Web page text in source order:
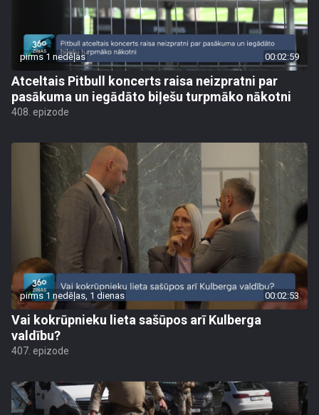
pirms 1 nedēļas 00:02:59
Atceltais Pitbull koncerts raisa neizpratni par
pasākuma un iegādāto biļešu turpmāko nākotni
408. epizode
pirms 1 nedēļas, 1 dienas 00:02:53
Vai kokrūpnieku lieta sašūpos arī Kulberga
valdību?
407. epizode